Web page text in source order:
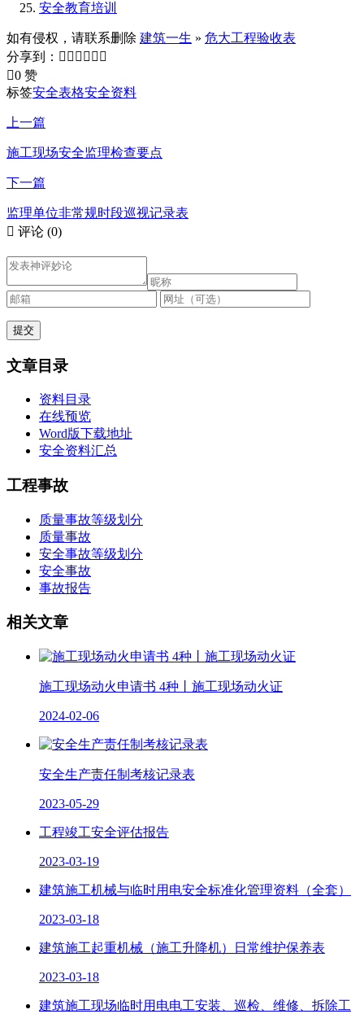
安全教育培训
如有侵权，请联系删除 建筑一生 » 危大工程验收表
分享到：      
0 赞
标签安全表格安全资料
上一篇
施工现场安全监理检查要点
下一篇
监理单位非常规时段巡视记录表
 评论 (0)
文章目录
资料目录
在线预览
Word版下载地址
安全资料汇总
工程事故
质量事故等级划分
质量事故
安全事故等级划分
安全事故
事故报告
相关文章
施工现场动火申请书 4种丨施工现场动火证
2024-02-06
安全生产责任制考核记录表
2023-05-29
工程竣工安全评估报告
2023-03-19
建筑施工机械与临时用电安全标准化管理资料（全套）
2023-03-18
建筑施工起重机械（施工升降机）日常维护保养表
2023-03-18
建筑施工现场临时用电电工安装、巡检、维修、拆除工